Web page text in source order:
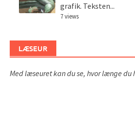
grafik. Teksten...
7 views
LÆSEUR
Med læseuret kan du se, hvor længe du